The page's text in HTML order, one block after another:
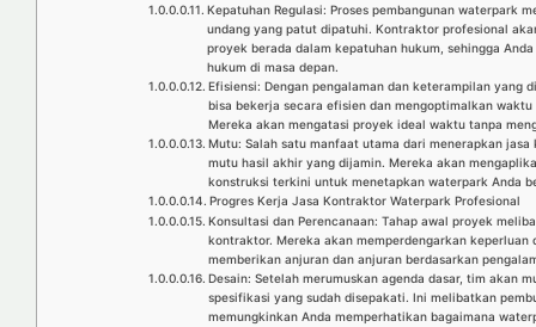
Kepatuhan Regulasi: Proses pembangunan waterpark
undang yang patut dipatuhi. Kontraktor profesional
proyek berada dalam kepatuhan hukum, sehingga
hukum di masa depan.
Efisiensi: Dengan pengalaman dan keterampilan
bisa bekerja secara efisien dan mengoptimalkan
Mereka akan mengatasi proyek ideal waktu tanpa
Mutu: Salah satu manfaat utama dari menerapkan
mutu hasil akhir yang dijamin. Mereka akan
konstruksi terkini untuk menetapkan waterpark Anda
Progres Kerja Jasa Kontraktor Waterpark Profesional
Konsultasi dan Perencanaan: Tahap awal proyek
kontraktor. Mereka akan memperdengarkan
memberikan anjuran dan anjuran berdasarkan
Desain: Setelah merumuskan agenda dasar, tim akan
spesifikasi yang sudah disepakati. Ini melibatkan
memungkinkan Anda memperhatikan bagaimana